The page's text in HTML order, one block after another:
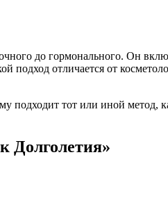
до гормонального. Он
отличается от
подходит тот или иной
Долголетия»